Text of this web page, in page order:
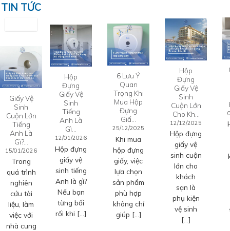
TIN TỨC
Giấy Vệ
Sinh
Cuộn Lớn
Tiếng
Anh Là
Gì?…
15/01/2026
Trong
quá trình
nghiên
cứu tài
liệu, làm
việc với
nhà cung
Hộp
Đựng
Giấy Vệ
Sinh
Tiếng
Anh Là
Gì…
12/01/2026
Hộp đựng
giấy vệ
sinh tiếng
Anh là gì?
Nếu bạn
từng bối
rối khi […]
6 Lưu Ý
Quan
Trọng Khi
Mua Hộp
Đựng
Giấ…
25/12/2025
Khi mua
hộp đựng
giấy, việc
lựa chọn
sản phẩm
phù hợp
không chỉ
giúp […]
Hộp
Đựng
Giấy Vệ
Sinh
Cuộn Lớn
Cho Kh…
12/12/2025
Hộp đựng
giấy vệ
sinh cuộn
lớn cho
khách
sạn là
phụ kiện
vệ sinh
[…]